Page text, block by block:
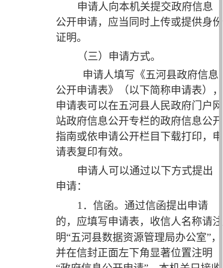
申请人向本机关提交政府信息
公开申请，应当同时上传或提供身份
证明。
（三）申请方式。
申请人填写《五河县政府信息
公开申请表》（以下简称申请表），
申请表可以在五河县人民政府门户网
站政府信息公开专栏的政府信息公开
指南或依申请公开栏目下载打印，申
请表复印有效。
申请人可以通过以下方式提出
申请：
1．信函。 通过信函提出申请
的，应填写申请表，收信人名称请注
明“五河县数据资源管理局办公室”，
并在信封正面左下角显著位置注明